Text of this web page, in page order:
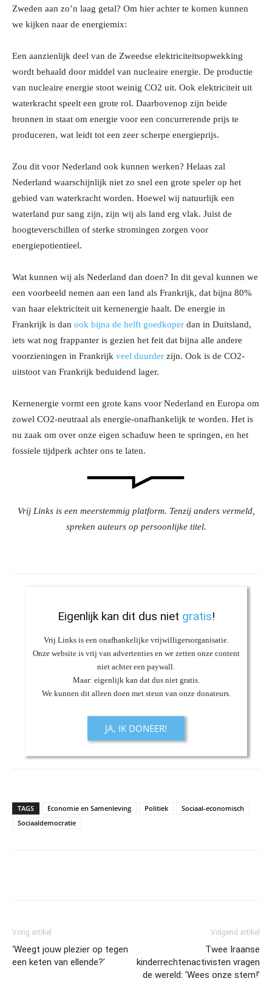
Zweden aan zo’n laag getal? Om hier achter te komen kunnen
we kijken naar de energiemix:
Een aanzienlijk deel van de Zweedse elektriciteitsopwekking
wordt behaald door middel van nucleaire energie. De productie
van nucleaire energie stoot weinig CO2 uit. Ook elektriciteit uit
waterkracht speelt een grote rol. Daarbovenop zijn beide
bronnen in staat om energie voor een concurrerende prijs te
produceren, wat leidt tot een zeer scherpe energieprijs.
Zou dit voor Nederland ook kunnen werken? Helaas zal
Nederland waarschijnlijk niet zo snel een grote speler op het
gebied van waterkracht worden. Hoewel wij natuurlijk een
waterland pur sang zijn, zijn wij als land erg vlak. Juist de
hoogteverschillen of sterke stromingen zorgen voor
energiepotientieel.
Wat kunnen wij als Nederland dan doen? In dit geval kunnen we
een voorbeeld nemen aan een land als Frankrijk, dat bijna 80%
van haar elektriciteit uit kernenergie haalt. De energie in
Frankrijk is dan ook bijna de helft goedkoper dan in Duitsland,
iets wat nog frappanter is gezien het feit dat bijna alle andere
voorzieningen in Frankrijk veel duurder zijn. Ook is de CO2-
uitstoot van Frankrijk beduidend lager.
Kernenergie vormt een grote kans voor Nederland en Europa om
zowel CO2-neutraal als energie-onafhankelijk te worden. Het is
nu zaak om over onze eigen schaduw heen te springen, en het
fossiele tijdperk achter ons te laten.
Vrij Links is een meerstemmig platform. Tenzij anders vermeld,
spreken auteurs op persoonlijke titel.
Eigenlijk kan dit dus niet gratis!
Vrij Links is een onafhankelijke vrijwilligersorganisatie.
Onze website is vrij van advertenties en we zetten onze content
niet achter een paywall.
Maar: eigenlijk kan dat dus niet gratis.
We kunnen dit alleen doen met steun van onze donateurs.
JA, IK DONEER!
TAGS Economie en Samenleving Politiek
Sociaal-economisch
Sociaaldemocratie
Vorig artikel
‘Weegt jouw plezier op tegen
een keten van ellende?’
Volgend artikel
Twee Iraanse
kinderrechtenactivisten vragen
de wereld: ‘Wees onze stem!’